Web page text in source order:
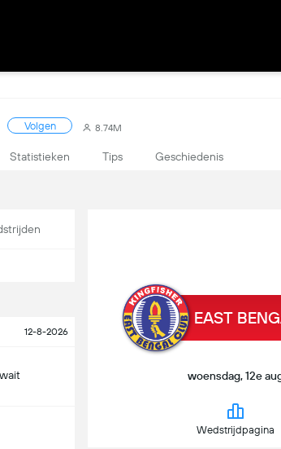
Volgen 8.74M
Statistieken Tips Geschiedenis
12-8-2026
EAST
woensdag, 12e
Wedstrijdpagina